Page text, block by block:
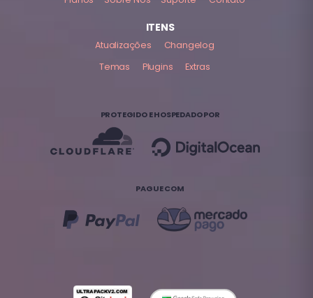
ITENS
Atualizações
Changelog
Temas
Plugins Extras
PROTEGIDO E HOSPEDADO POR
PAGUE COM